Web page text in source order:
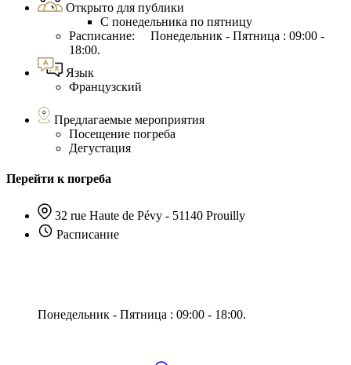
Открыто для публики
С понедельника по пятницу
Расписание: Понедельник - Пятница : 09:00 -
18:00.
Язык
Французский
Предлагаемые мероприятия
Посещение погреба
Дегустация
Перейти к погреба
32 rue Haute de Pévy - 51140 Prouilly
Расписание
Понедельник - Пятница : 09:00 - 18:00.